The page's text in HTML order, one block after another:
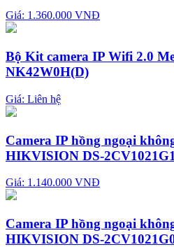
Giá: 1.360.000 VNĐ
Bộ Kit camera IP Wifi 2.0
NK42W0H(D)
Giá: Liên hệ
Camera IP hồng ngoại
HIKVISION DS-
Giá: 1.140.000 VNĐ
Camera IP hồng ngoại
HIKVISION DS-